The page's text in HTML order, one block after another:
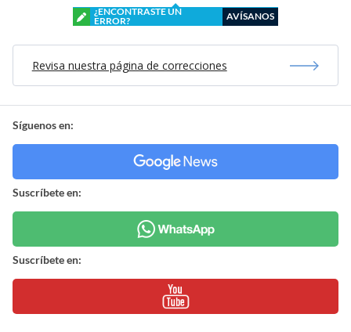
¿ENCONTRASTE UN
ERROR?
AVÍSANOS
Revisa nuestra página de correcciones
Síguenos en:
Suscríbete en:
Suscríbete en: